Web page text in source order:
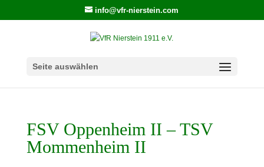
info@vfr-nierstein.com
Seite auswählen
FSV Oppenheim II – TSV
Mommenheim II